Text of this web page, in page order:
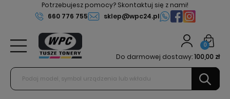
Potrzebujesz pomocy? Skontaktuj się z nami!
660 776 755
sklep@wpc24.pl
0
Do darmowej dostawy:100,00 zł